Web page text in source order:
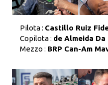
Pilota : Castillo Ruiz
Copilota : de Almeida
Mezzo : BRP Can-Am